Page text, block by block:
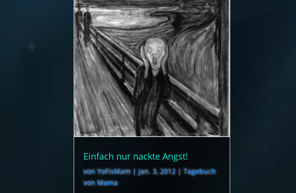
Einfach nur nackte Angst!
vonYoFisMam|Jan. 3, 2012| Tagebuch
von Mama